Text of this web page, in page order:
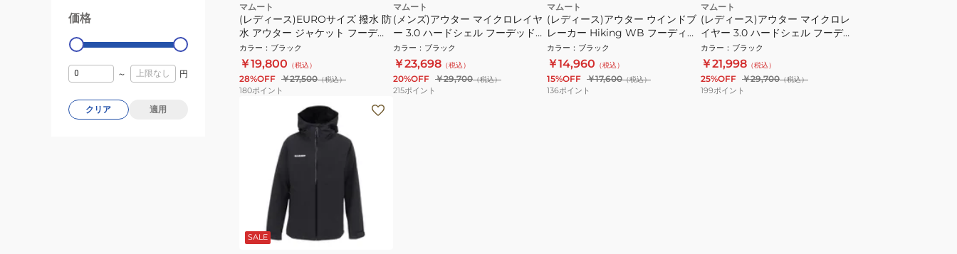
マムート
(レディース)EUROサイズ 撥水 防
水 アウター ジャケット フーディ
マイクロレイヤー Microlayer 2.0
HS AF 1010-28661-0001
カラー ： ブラック
￥19,800 （税込）
28%OFF ￥27,500（税込）
180ポイント
マムート
(メンズ)アウター マイクロレイヤ
ー 3.0 ハードシェル フーデッド
ジャケット 1010-28652-0001
カラー ： ブラック
￥23,698 （税込）
20%OFF ￥29,700（税込）
215ポイント
マムート
(レディース)アウター ウインドブ
レーカー Hiking WB フーディジ
ャケット 1012-00401-0001 ブラッ
ク EUROサイズ 撥水
カラー ： ブラック
￥14,960 （税込）
15%OFF ￥17,600（税込）
136ポイント
マムート
(レディース)アウター マイクロレ
イヤー 3.0 ハードシェル フーデッ
ド ジャケット 1010-28662-0001
カラー ： ブラック
￥21,998 （税込）
25%OFF ￥29,700（税込）
199ポイント
SALE
価格
0
～ 円
クリア 適用